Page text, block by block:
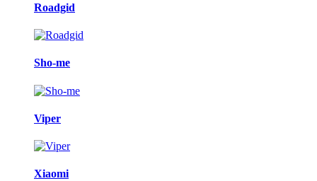
Roadgid
Sho-me
Viper
Xiaomi